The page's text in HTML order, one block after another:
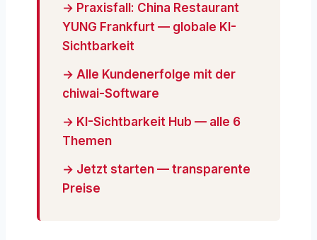
→ Praxisfall: China Restaurant
YUNG Frankfurt — globale KI-
Sichtbarkeit
→ Alle Kundenerfolge mit der
chiwai-Software
→ KI-Sichtbarkeit Hub — alle 6
Themen
→ Jetzt starten — transparente
Preise